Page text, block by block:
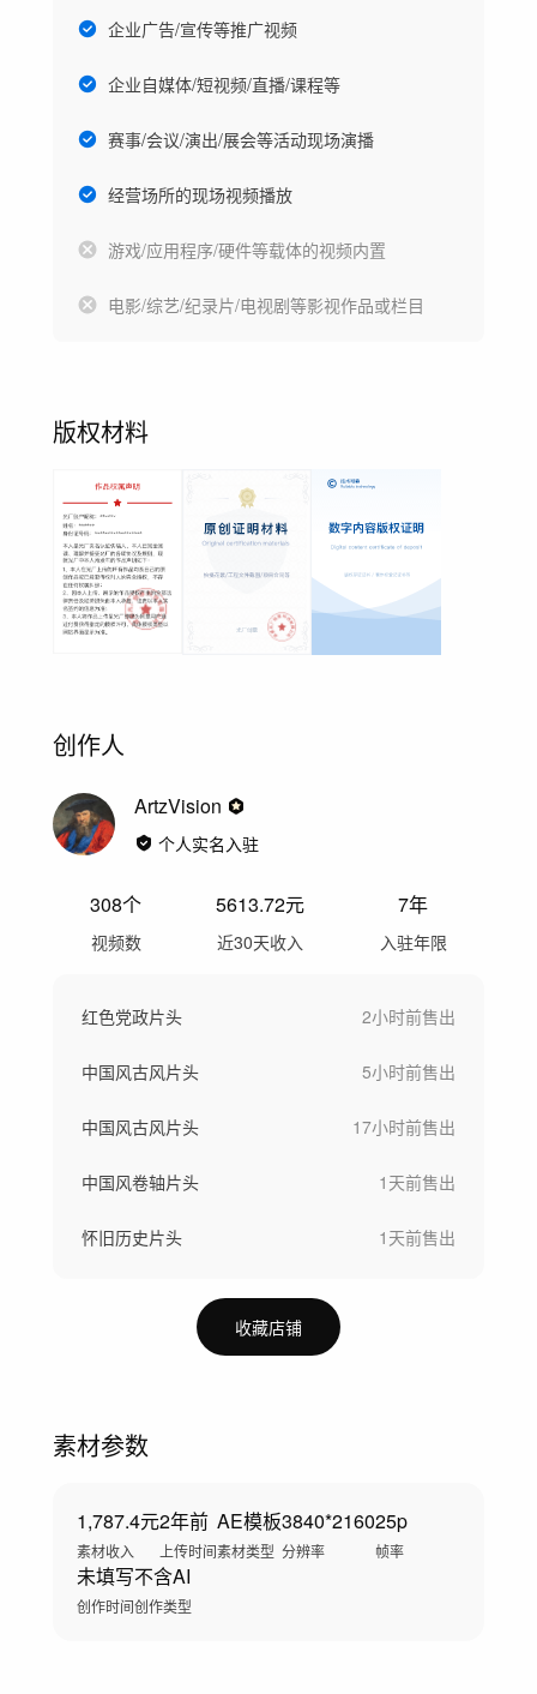
企业广告/宣传等推广视频
企业自媒体/短视频/直播/课程等
赛事/会议/演出/展会等活动现场演播
经营场所的现场视频播放
游戏/应用程序/硬件等载体的视频内置
电影/综艺/纪录片/电视剧等影视作品或栏目
版权材料
创作人
ArtzVision
个人实名入驻
308个
视频数
5613.72元
近30天收入
7年
入驻年限
红色党政片头 2小时前售出
中国风古风片头 5小时前售出
中国风古风片头 17小时前售出
中国风卷轴片头 1天前售出
怀旧历史片头 1天前售出
收藏店铺
素材参数
1,787.4元
素材收入
2年前
上传时间
AE模板
素材类型
3840*2160
分辨率
25p
帧率
未填写
创作时间
不含AI
创作类型